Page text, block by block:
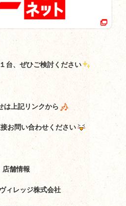
台、ぜひご検討ください
は上記リンクから
お問い合わせください
店舗情報
ィレッジ株式会社